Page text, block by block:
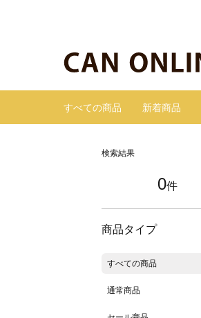
すべての商品 新着商品
検索結果
0件
商品タイプ
すべての商品
通常商品